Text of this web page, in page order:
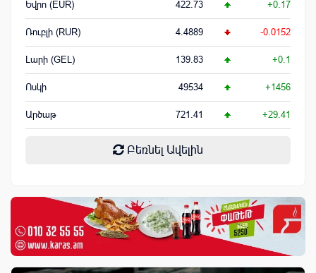
Եվրո (EUR) 422.73 +0.17
Ռուբլի (RUR) 4.4889 -0.0152
Լարի (GEL) 139.83 +0.1
Ոսկի 49534 +1456
Արծաթ 721.41 +29.41
Բեռնել Ավելին